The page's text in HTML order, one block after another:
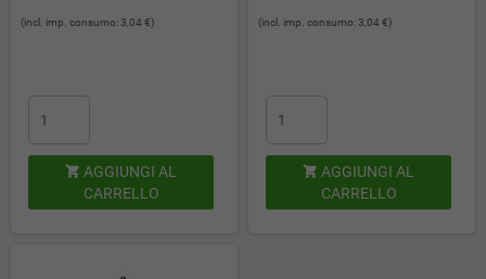
(incl. imp. consumo: 3,04 €)
 AGGIUNGI AL
CARRELLO
(incl. imp. consumo: 3,04 €)
 AGGIUNGI AL
CARRELLO